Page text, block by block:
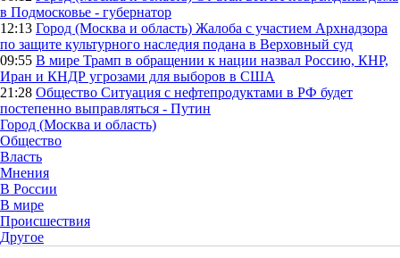
в Подмосковье - губернатор
12:13 Город (Москва и область) Жалоба с участием Архнадзора
по защите культурного наследия подана в Верховный суд
09:55 В мире Трамп в обращении к нации назвал Россию, КНР,
Иран и КНДР угрозами для выборов в США
21:28 Общество Ситуация с нефтепродуктами в РФ будет
постепенно выправляться - Путин
Город (Москва и область)
Общество
Власть
Мнения
В России
В мире
Происшествия
Другое